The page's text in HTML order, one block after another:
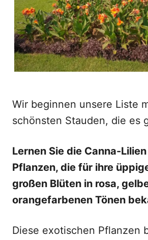
Wir beginnen unsere Liste
schönsten Stauden, die es
Lernen Sie die Canna-
Pflanzen, die für ihre
großen Blüten in rosa,
orangefarbenen Tönen
Diese exotischen Pflanzen